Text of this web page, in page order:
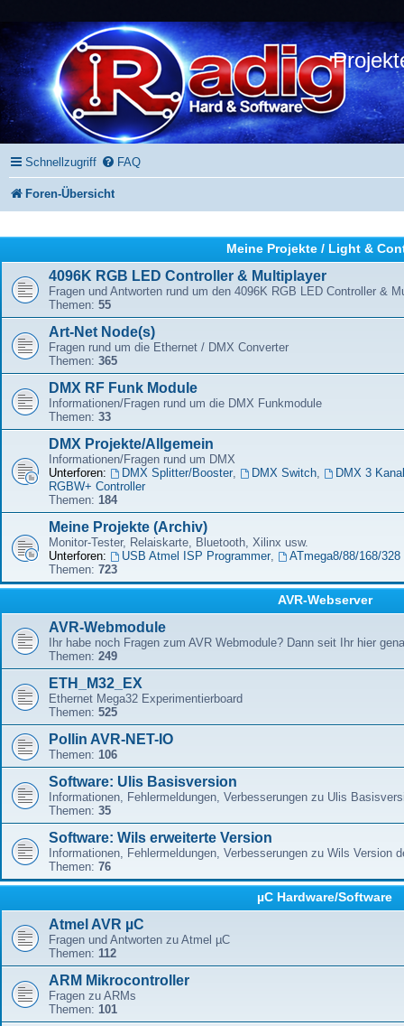
Schnellzugriff FAQ
Foren-Übersicht
Meine Projekte / Light &
4096K RGB LED Controller & Multiplayer
Fragen und Antworten rund um den 4096K RGB LED Controller &
Themen: 55
Art-Net Node(s)
Fragen rund um die Ethernet / DMX Converter
Themen: 365
DMX RF Funk Module
Informationen/Fragen rund um die DMX Funkmodule
Themen: 33
DMX Projekte/Allgemein
Informationen/Fragen rund um DMX
Unterforen:
DMX Splitter/Booster, DMX Switch,
DMX 3
RGBW+ Controller
Themen: 184
Meine Projekte (Archiv)
Monitor-Tester, Relaiskarte, Bluetooth, Xilinx usw.
Unterforen:
USB Atmel ISP Programmer,
ATmega8/88/168/
Themen: 723
AVR-Webserver
AVR-Webmodule
Ihr habe noch Fragen zum AVR Webmodule? Dann seit Ihr hier
Themen: 249
ETH_M32_EX
Ethernet Mega32 Experimentierboard
Themen: 525
Pollin AVR-NET-IO
Themen: 106
Software: Ulis Basisversion
Informationen, Fehlermeldungen, Verbesserungen zu Ulis
Themen: 35
Software: Wils erweiterte Version
Informationen, Fehlermeldungen, Verbesserungen zu Wils Version
Themen: 76
µC Hardware/Software
Atmel AVR µC
Fragen und Antworten zu Atmel µC
Themen: 112
ARM Mikrocontroller
Fragen zu ARMs
Themen: 101